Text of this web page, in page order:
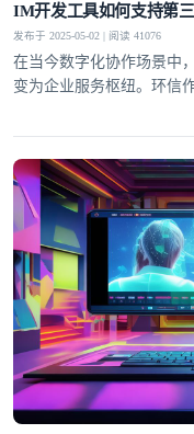
IM开发工具如何支持第
发布于 2025-05-02 | 阅读 41076
在当今数字化协作场景中
变为企业服务枢纽。环信
使通讯工具转型为连接用
示，集成第三方服务的IM
信技术架构的核心竞争力